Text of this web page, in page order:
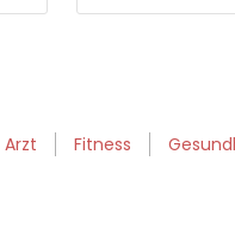
Arzt Fitness